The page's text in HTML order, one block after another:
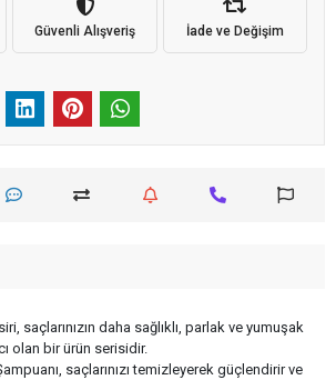
Güvenli Alışveriş İade ve Değişim
saçlarınızın daha sağlıklı, parlak ve yumuşak
olan bir ürün serisidir.
saçlarınızı temizleyerek güçlendirir ve